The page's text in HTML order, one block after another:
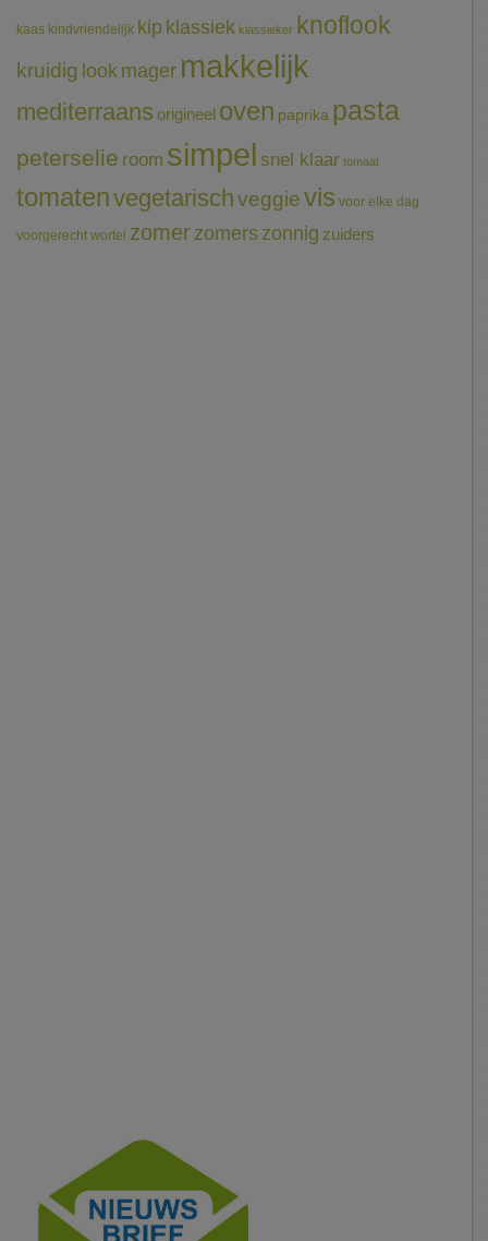
kaas kindvriendelijk kip klassiek klassieker knoflook
kruidig look mager makkelijk
mediterraans origineel oven paprika pasta
peterselie room simpel snel klaar tomaat
tomatenvegetarischveggievis voor elke dag
voorgerecht wortel zomerzomerszonnig zuiders